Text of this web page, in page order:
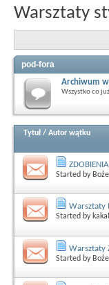
Warsztaty
pod-fora
Archiwum
Wszystko co
Tytuł / Autor wątku
Started by
Warsztaty
Started by
Warsztaty
Started by